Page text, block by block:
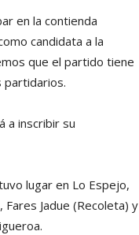
en la contienda
candidata a la
que el partido tiene
partidarios.
a inscribir su
lugar en Lo Espejo,
Jadue (Recoleta) y